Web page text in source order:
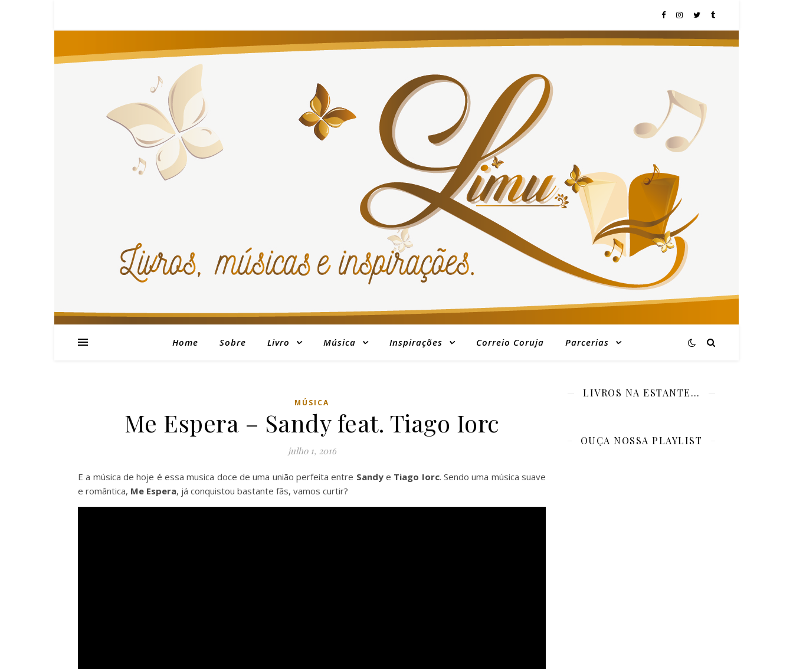
Home Sobre Livro Música Inspirações Correio Coruja Parcerias
MÚSICA
Me Espera – Sandy feat. Tiago Iorc
julho 1, 2016
E a música de hoje é essa musica doce de uma união perfeita entre Sandye Tiago Iorc. Sendo uma música suave
e romântica, Me Espera, já conquistou bastante fãs, vamos curtir?
LIVROS NA ESTANTE…
OUÇA NOSSA PLAYLIST